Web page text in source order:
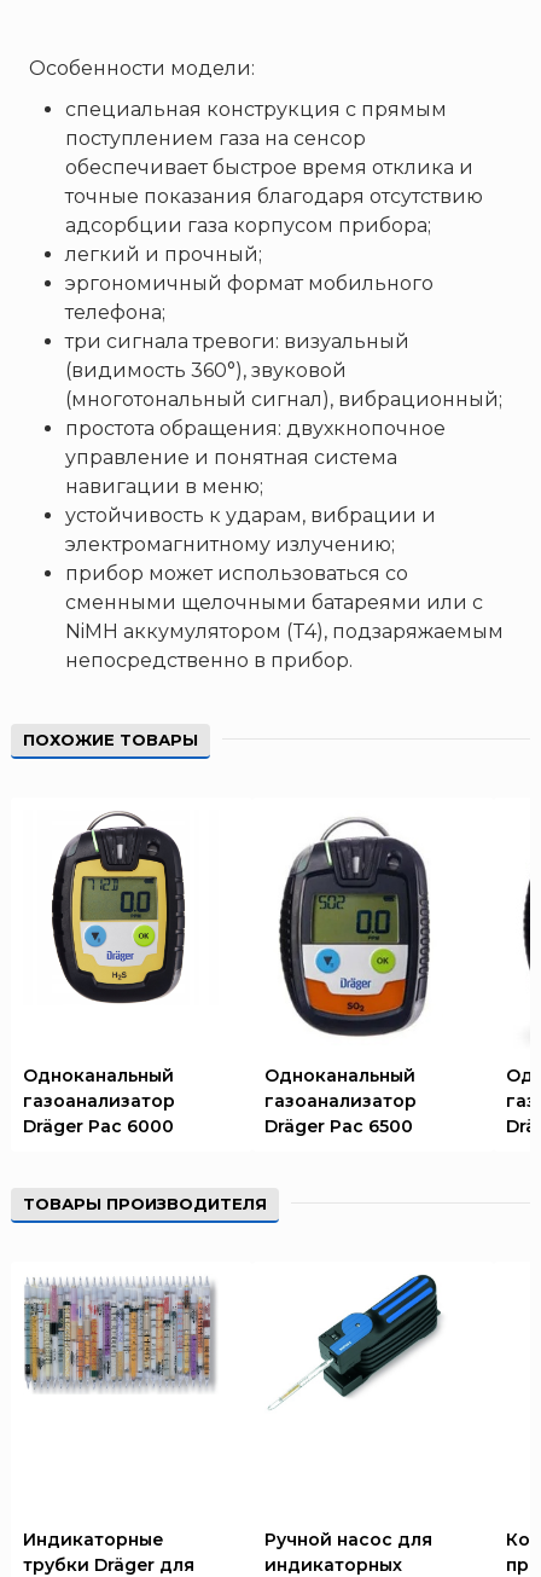
Диапазон+
Ермак
ИВС-Сигналспецавтоматика
Квазар
Коруфайер
Магазин 01
Магнито-Контакт
Минипожарный
Неизвестный производитель
Пожнанотех
Полисервис
Прибор
Ратоборец
РУБЕЖ
Сalisia Vulcan
Сибирский Арсенал
Спектрон НПО
Спецавтоматика
Специнформатика-СИ
ТЕМПЕРО
Феникс
Эридан
Ярпожинвест
Особенности модели:
специальная конструкция с прямым
поступлением газа на сенсор
обеспечивает быстрое время отклика и
точные показания благодаря отсутствию
адсорбции газа корпусом прибора;
легкий и прочный;
эргономичный формат мобильного
телефона;
три сигнала тревоги: визуальный
(видимость 360°), звуковой
(многотональный сигнал), вибрационный;
простота обращения: двухкнопочное
управление и понятная система
навигации в меню;
устойчивость к ударам, вибрации и
электромагнитному излучению;
прибор может использоваться со
сменными щелочными батареями или с
NiMH аккумулятором (T4), подзаряжаемым
непосредственно в прибор.
ПОХОЖИЕ ТОВАРЫ
Одноканальный
газоанализатор
Dräger Pac 6000
Одноканальный
газоанализатор
Dräger Pac 6500
ТОВАРЫ ПРОИЗВОДИТЕЛЯ
Индикаторные
трубки Dräger для
Ручной насос для
индикаторных